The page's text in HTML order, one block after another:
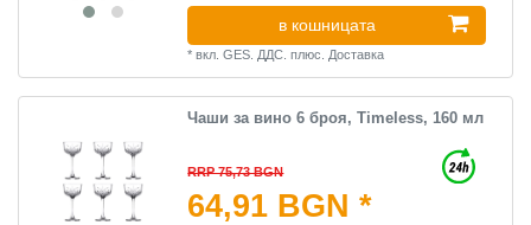
в кошницата
*вкл. GES. ДДС. плюс. Доставка
Чаши за вино 6 броя, Timeless, 160 мл
RRP 75,73 BGN
64,91 BGN *